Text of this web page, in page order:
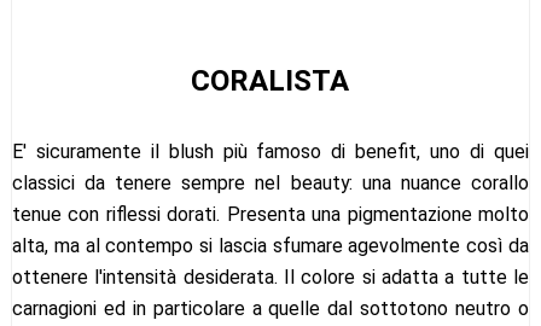
CORALISTA
E' sicuramente il blush più famoso di benefit, uno di quei
classici da tenere sempre nel beauty: una nuance corallo
tenue con riflessi dorati. Presenta una pigmentazione molto
alta, ma al contempo si lascia sfumare agevolmente così da
ottenere l'intensità desiderata. Il colore si adatta a tutte le
carnagioni ed in particolare a quelle dal sottotono neutro o